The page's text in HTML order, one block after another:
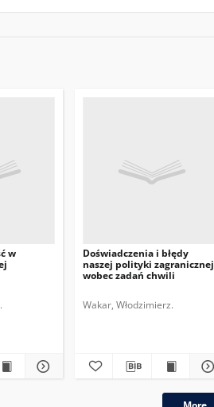
w
Doświadczenia i błędy
naszej polityki zagranicznej
wobec zadań chwili
Wakar, Włodzimierz.